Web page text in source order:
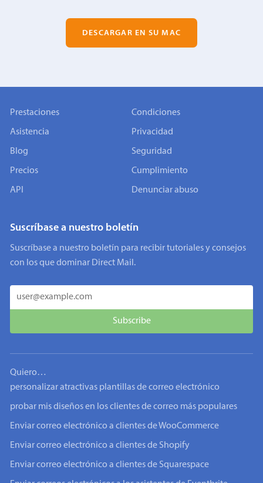
DESCARGAR EN SU MAC
Prestaciones
Asistencia
Blog
Precios
API
Condiciones
Privacidad
Seguridad
Cumplimiento
Denunciar abuso
Suscríbase a nuestro boletín
Suscríbase a nuestro boletín para recibir tutoriales y consejos
con los que dominar Direct Mail.
Quiero…
personalizar atractivas plantillas de correo electrónico
probar mis diseños en los clientes de correo más populares
Enviar correo electrónico a clientes de WooCommerce
Enviar correo electrónico a clientes de Shopify
Enviar correo electrónico a clientes de Squarespace